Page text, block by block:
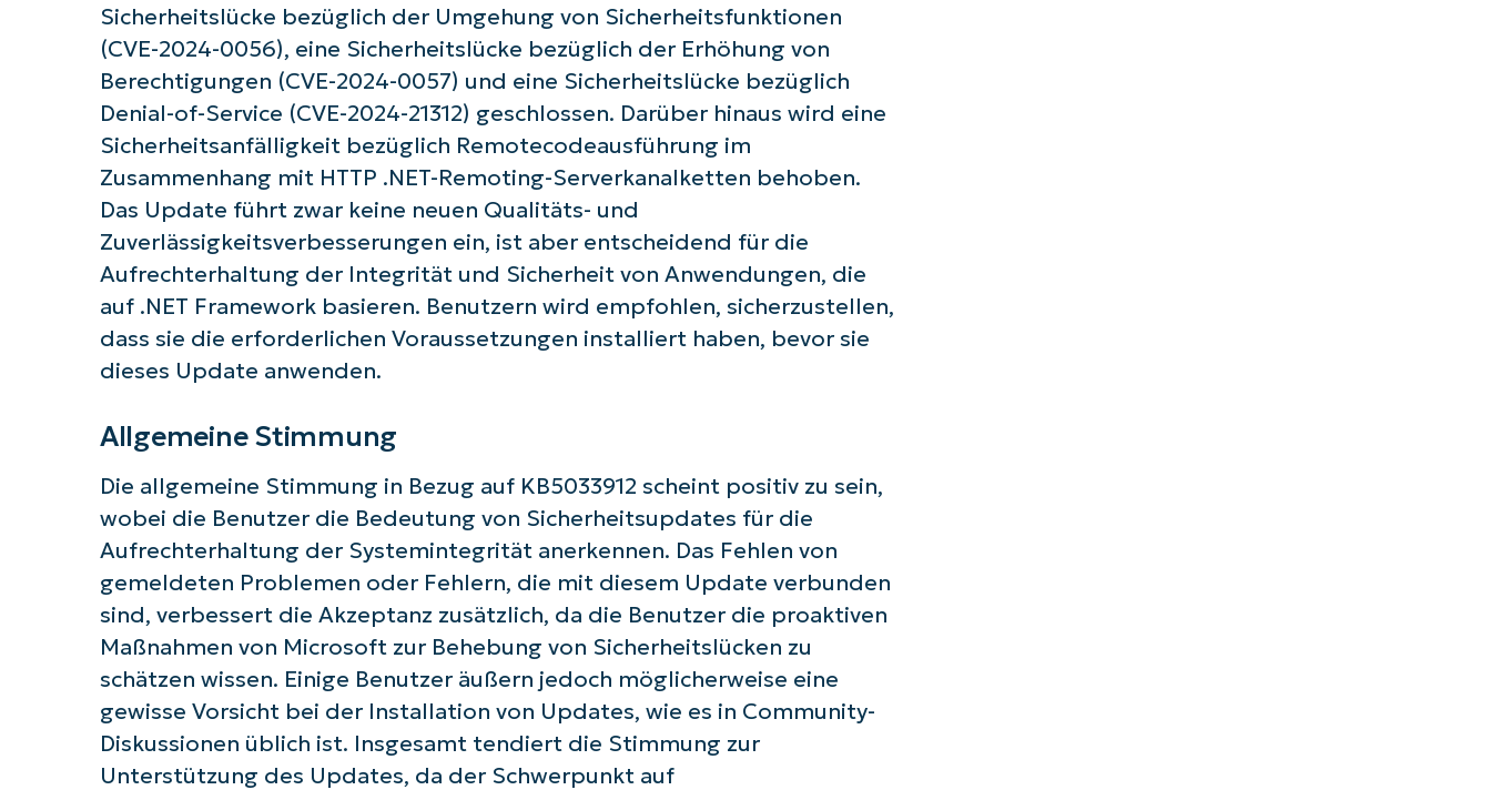
Sicherheitslücke bezüglich der Umgehung von Sicherheitsfunktionen
(CVE-2024-0056), eine Sicherheitslücke bezüglich der Erhöhung von
Berechtigungen (CVE-2024-0057) und eine Sicherheitslücke bezüglich
Denial-of-Service (CVE-2024-21312) geschlossen. Darüber hinaus wird eine
Sicherheitsanfälligkeit bezüglich Remotecodeausführung im
Zusammenhang mit HTTP .NET-Remoting-Serverkanalketten behoben.
Das Update führt zwar keine neuen Qualitäts- und
Zuverlässigkeitsverbesserungen ein, ist aber entscheidend für die
Aufrechterhaltung der Integrität und Sicherheit von Anwendungen, die
auf .NET Framework basieren. Benutzern wird empfohlen, sicherzustellen,
dass sie die erforderlichen Voraussetzungen installiert haben, bevor sie
dieses Update anwenden.
Allgemeine Stimmung
Die allgemeine Stimmung in Bezug auf KB5033912 scheint positiv zu sein,
wobei die Benutzer die Bedeutung von Sicherheitsupdates für die
Aufrechterhaltung der Systemintegrität anerkennen. Das Fehlen von
gemeldeten Problemen oder Fehlern, die mit diesem Update verbunden
sind, verbessert die Akzeptanz zusätzlich, da die Benutzer die proaktiven
Maßnahmen von Microsoft zur Behebung von Sicherheitslücken zu
schätzen wissen. Einige Benutzer äußern jedoch möglicherweise eine
gewisse Vorsicht bei der Installation von Updates, wie es in Community-
Diskussionen üblich ist. Insgesamt tendiert die Stimmung zur
Unterstützung des Updates, da der Schwerpunkt auf
and
name*
Business
email*
Phone
Land
Company
name*